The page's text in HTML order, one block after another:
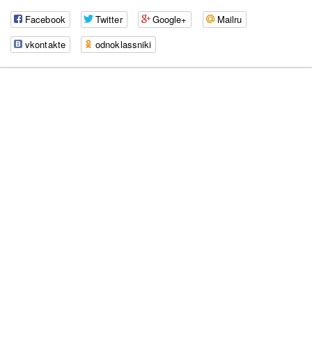
Facebook Twitter Google+
Mailru
vkontakte
odnoklassniki